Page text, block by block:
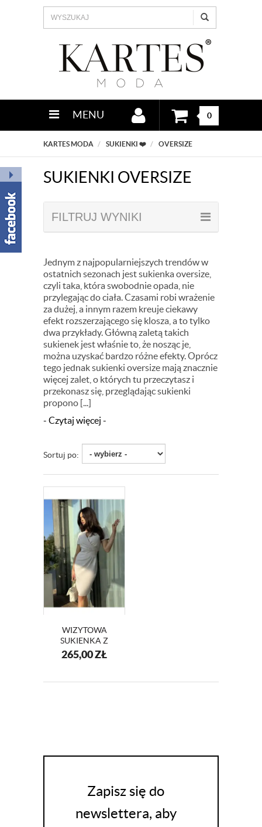
MENU 0
KARTES MODA SUKIENKI ❤️ OVERSIZE
SUKIENKI OVERSIZE
FILTRUJ WYNIKI
Jednym z najpopularniejszych trendów w
ostatnich sezonach jest sukienka oversize,
czyli taka, która swobodnie opada, nie
przylegając do ciała. Czasami robi wrażenie
za dużej, a innym razem kreuje ciekawy
efekt rozszerzającego się klosza, a to tylko
dwa przykłady. Główną zaletą takich
sukienek jest właśnie to, że nosząc je,
można uzyskać bardzo różne efekty. Oprócz
tego jednak sukienki oversize mają znacznie
więcej zalet, o których tu przeczytasz i
przekonasz się, przeglądając sukienki
propono [...]
- Czytaj więcej -
Sortuj po:
WIZYTOWA
SUKIENKA Z
KOPERTOWYM
DEKOLTEM
265,00ZŁ
Zapisz się do
newslettera, aby